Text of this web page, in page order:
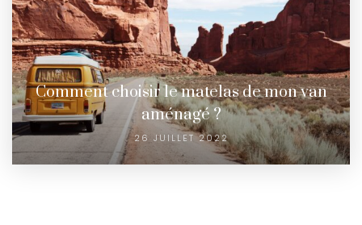
Comment choisir le matelas de mon van
aménagé ?
26 JUILLET 2022